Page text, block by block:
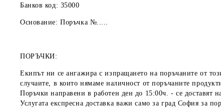
Банков код: 35000
Основание: Поръчка №.....
ПОРЪЧКИ:
Екипът ни се ангажира с изпращането на поръчаните от
случаите, в които нямаме наличност от поръчаните
Поръчки направени в работен ден до 15:00ч. - се доставят
Услугата експресна доставка важи само за град София за